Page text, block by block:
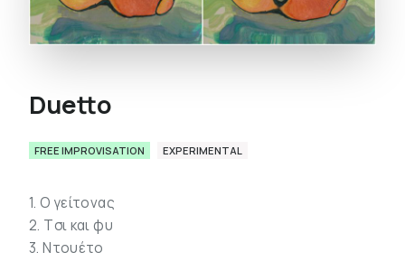
Duetto
FREE IMPROVISATION EXPERIMENTAL
1. O γείτονας
2. Tσι και φυ
3. Nτουέτο